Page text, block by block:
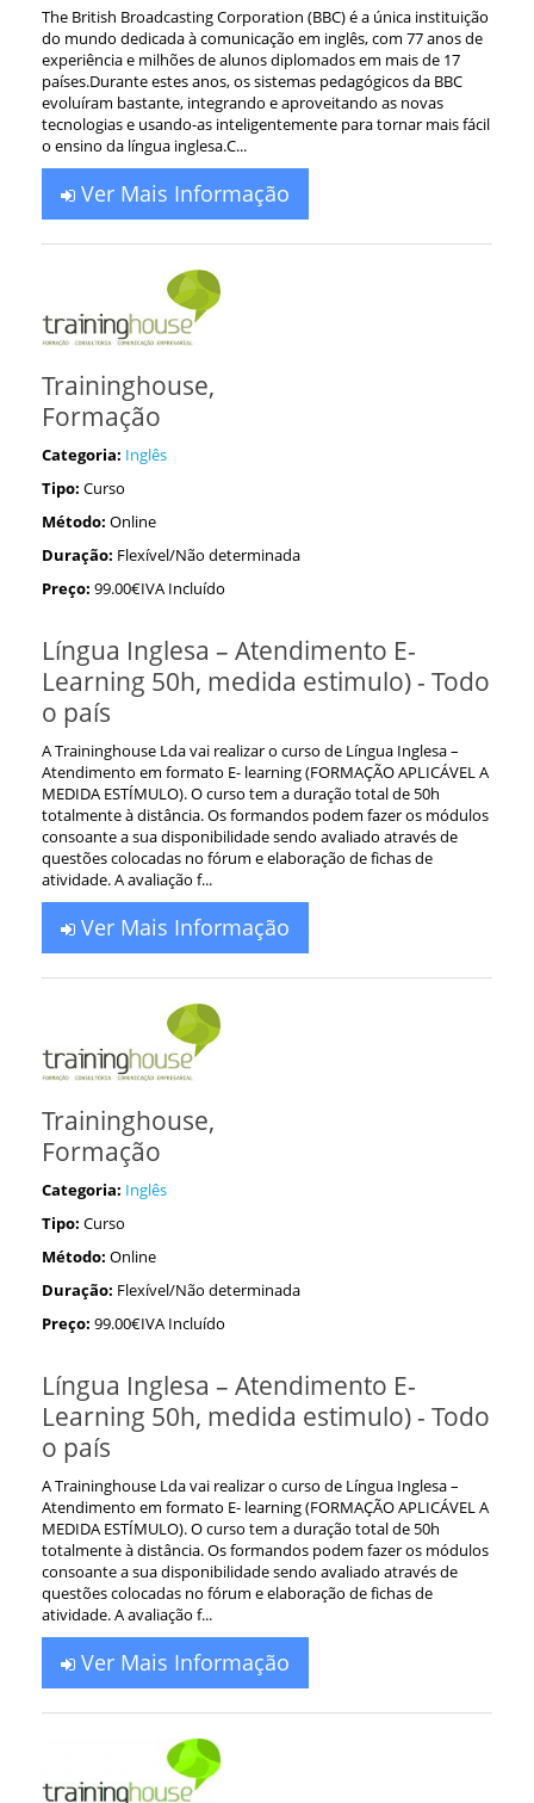
The British Broadcasting Corporation (BBC) é a única instituição
do mundo dedicada à comunicação em inglês, com 77 anos de
experiência e milhões de alunos diplomados em mais de 17
países.Durante estes anos, os sistemas pedagógicos da BBC
evoluíram bastante, integrando e aproveitando as novas
tecnologias e usando-as inteligentemente para tornar mais fácil
o ensino da língua inglesa.C...
Ver Mais Informação
Traininghouse,
Formação
Categoria: Inglês
Tipo: Curso
Método: Online
Duração: Flexível/Não determinada
Preço: 99.00€IVA Incluído
Língua Inglesa – Atendimento E-
Learning 50h, medida estimulo) - Todo
o país
A Traininghouse Lda vai realizar o curso de Língua Inglesa –
Atendimento em formato E- learning (FORMAÇÃO APLICÁVEL A
MEDIDA ESTÍMULO). O curso tem a duração total de 50h
totalmente à distância. Os formandos podem fazer os módulos
consoante a sua disponibilidade sendo avaliado através de
questões colocadas no fórum e elaboração de fichas de
atividade. A avaliação f...
Ver Mais Informação
Traininghouse,
Formação
Categoria: Inglês
Tipo: Curso
Método: Online
Duração: Flexível/Não determinada
Preço: 99.00€IVA Incluído
Língua Inglesa – Atendimento E-
Learning 50h, medida estimulo) - Todo
o país
A Traininghouse Lda vai realizar o curso de Língua Inglesa –
Atendimento em formato E- learning (FORMAÇÃO APLICÁVEL A
MEDIDA ESTÍMULO). O curso tem a duração total de 50h
totalmente à distância. Os formandos podem fazer os módulos
consoante a sua disponibilidade sendo avaliado através de
questões colocadas no fórum e elaboração de fichas de
atividade. A avaliação f...
Ver Mais Informação